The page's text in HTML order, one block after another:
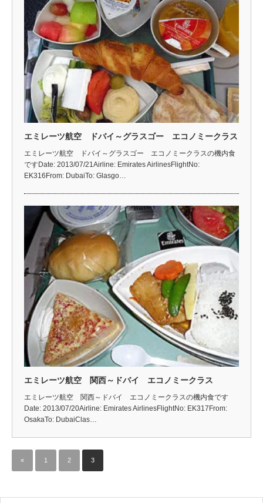
エミレーツ航空 ドバイ～グラスゴー エコノミークラス
エミレーツ航空 ドバイ～グラスゴー エコノミークラスの機内食
ですDate: 2013/07/21Airline: Emirates AirlinesFlightNo:
EK316From: DubaiTo: Glasgo…
エミレーツ航空 関西～ドバイ エコノミークラス
エミレーツ航空 関西～ドバイ エコノミークラスの機内食です
Date: 2013/07/20Airline: Emirates AirlinesFlightNo: EK317From:
OsakaTo: DubaiClas…
« 1 2 3